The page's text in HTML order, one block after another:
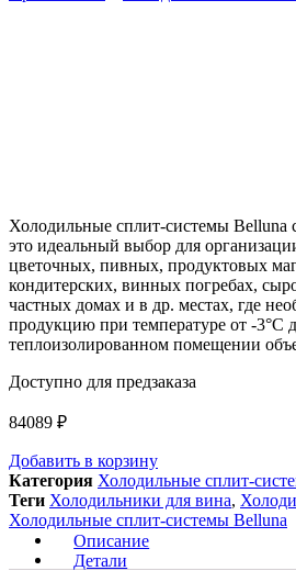
Холодильные сплит-системы
это идеальный выбор для
цветочных, пивных, продуктовых
кондитерских, винных погребах,
частных домах и в др. местах, где
продукцию при температуре от -3°С
теплоизолированном помещении
Доступно для предзаказа
84089 ₽
Добавить в корзину
Категория Холодильные сплит-
Теги Холодильники для вина,
Холодильные сплит-системы Belluna
Описание
Детали